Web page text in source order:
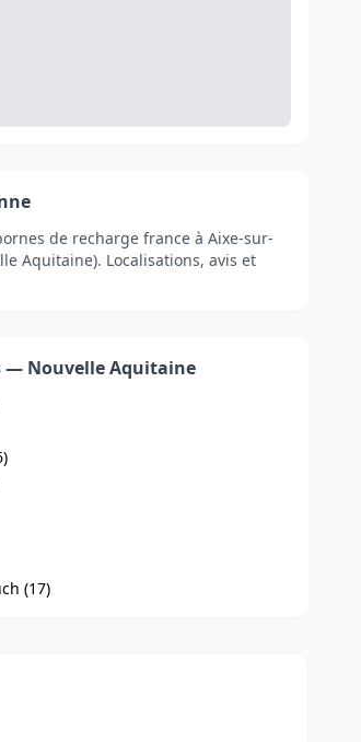
de recharge france à Aixe-sur-
Aquitaine). Localisations, avis et
— Nouvelle Aquitaine
(17)